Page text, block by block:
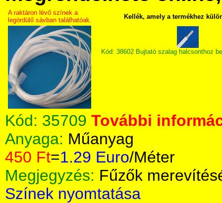
A raktáron lévő színek a
legördülő sávban találhatóak.
Kellék, amely a termékhez
Kód: 38602 Bujtató szalag halcsonthoz
Kód: 35709 További
Anyaga: Műanyag
450 Ft=1.29 Euro/Méter
Megjegyzés: Fűzők
Színek nyomtatása